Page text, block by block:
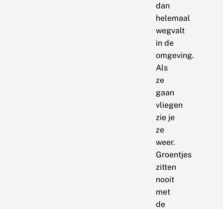
dan
helemaal
wegvalt
in de
omgeving.
Als
ze
gaan
vliegen
zie je
ze
weer.
Groentjes
zitten
nooit
met
de